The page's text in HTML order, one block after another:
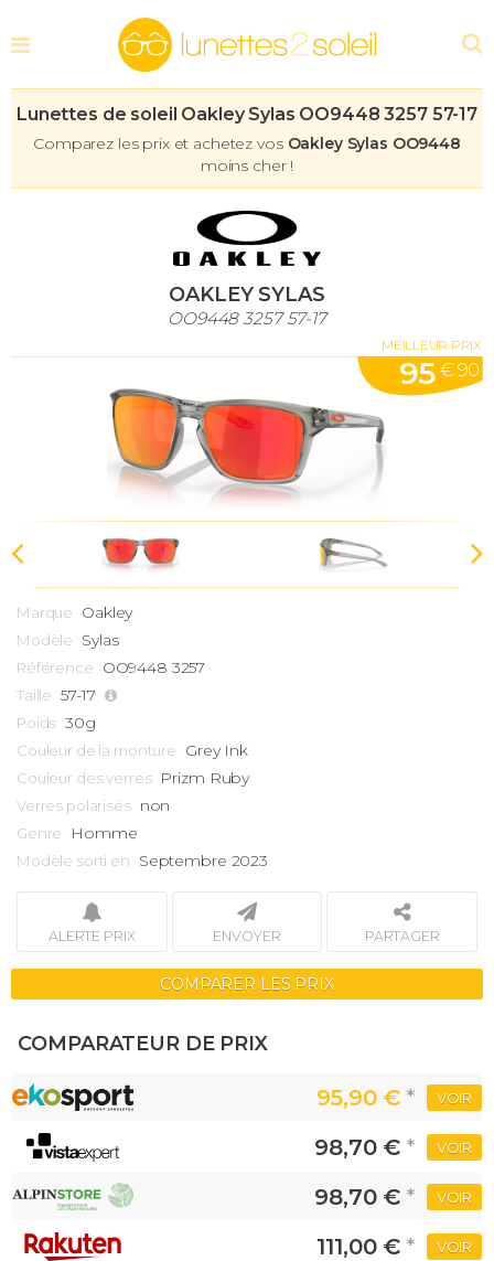
Lunettes de soleil Oakley Sylas OO9448 3257 57-17
Comparez les prix et achetez vos Oakley Sylas OO9448
moins cher !
OAKLEY SYLAS
OO9448 3257 57-17
MEILLEUR PRIX
95 € 90
Marque Oakley
Modèle Sylas
Référence OO9448 3257
Taille 57-17
Poids 30g
Couleur de la monture Grey Ink
Couleur des verres Prizm Ruby
Verres polarisés non
Genre Homme
Modèle sorti en Septembre 2023
ALERTE PRIX ENVOYER PARTAGER
COMPARER LES PRIX
COMPARATEUR DE PRIX
95,90 € * VOIR
98,70 € * VOIR
98,70 € * VOIR
111,00 € * VOIR